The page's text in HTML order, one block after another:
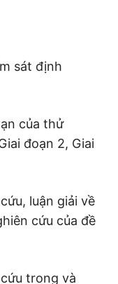
sát định
của thử
đoạn 2, Giai
luận giải về
cứu của đề
trong và